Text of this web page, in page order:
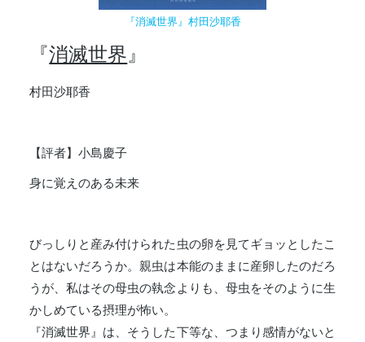
『消滅世界』村田沙耶香
『消滅世界 』
村田沙耶香
【評者】小島慶子
身に覚えのある未来
びっしりと産み付けられた虫の卵を見てギョッとしたこ
とはないだろうか。親虫は本能のままに産卵したのだろ
うが、私はその母虫の執念よりも、母虫をそのように生
かしめている摂理が怖い。
『消滅世界』は、そうした下等な、つまり感情がないと